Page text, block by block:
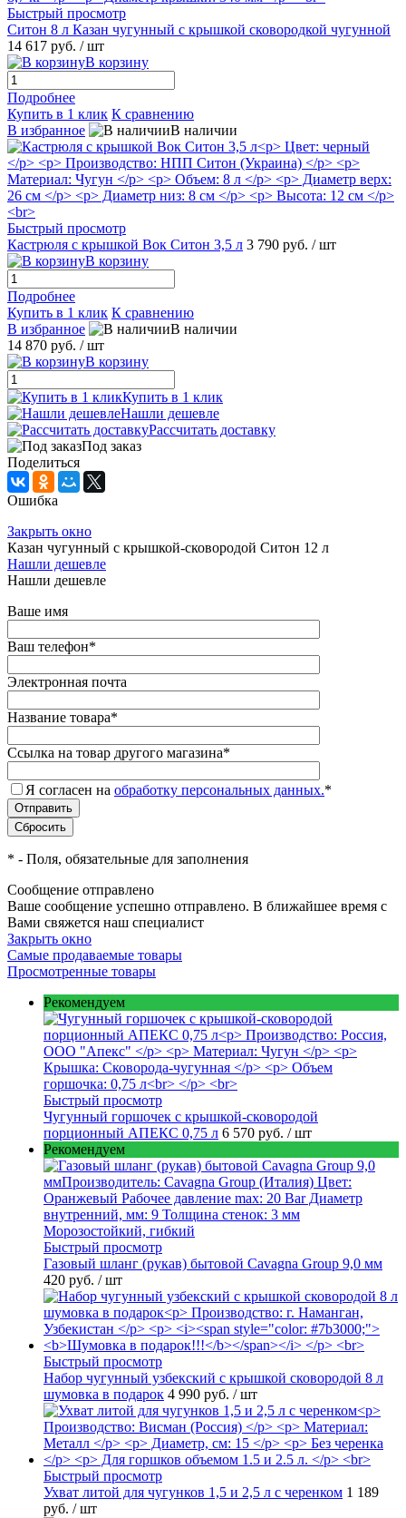
Быстрый просмотр
Ситон 8 л Казан чугунный с крышкой сковородкой чугунной
14 617 руб. / шт
В корзину
Подробнее
Купить в 1 клик К сравнению
В избранное
В наличии
Быстрый просмотр
Кастрюля с крышкой Вок Ситон 3,5 л 3 790 руб. / шт
В корзину
Подробнее
Купить в 1 клик К сравнению
В избранное
В наличии
14 870 руб. / шт
В корзину
Купить в 1 клик
Нашли дешевле
Рассчитать доставку
Под заказ
Поделиться
Ошибка
Закрыть окно
Казан чугунный с крышкой-сковородой Ситон 12 л
Нашли дешевле
Нашли дешевле
Ваше имя
Ваш телефон*
Электронная почта
Название товара*
Ссылка на товар другого магазина*
Я согласен на обработку персональных данных.*
* - Поля, обязательные для заполнения
Сообщение отправлено
Ваше сообщение успешно отправлено. В ближайшее время с
Вами свяжется наш специалист
Закрыть окно
Самые продаваемые товары
Просмотренные товары
Рекомендуем
Быстрый просмотр
Чугунный горшочек с крышкой-сковородой
порционный АПЕКС 0,75 л 6 570 руб. / шт
Рекомендуем
Быстрый просмотр
Газовый шланг (рукав) бытовой Cavagna Group 9,0 мм
420 руб. / шт
Быстрый просмотр
Набор чугунный узбекский с крышкой сковородой 8 л
шумовка в подарок 4 990 руб. / шт
Быстрый просмотр
Ухват литой для чугунков 1,5 и 2,5 л с черенком 1 189
руб. / шт